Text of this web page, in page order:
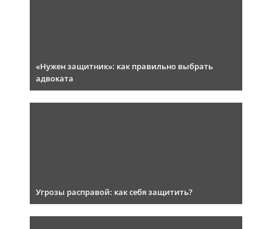
«Нужен защитник»: как правильно выбрать
адвоката
Угрозы расправой: как себя защитить?